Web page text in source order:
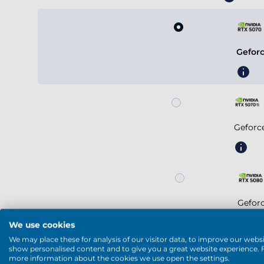
Mostrar más
We use cookies
We may place these for analysis of our visitor data, to improve our
show personalised content and to give you a great website experience.
more information about the cookies we use open the settings.